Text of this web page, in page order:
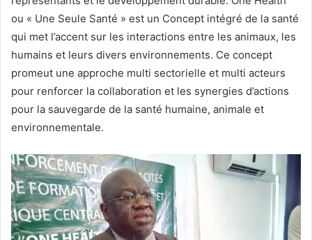
ou « Une Seule Santé » est un Concept intégré de la santé
qui met l’accent sur les interactions entre les animaux, les
humains et leurs divers environnements. Ce concept
promeut une approche multi sectorielle et multi acteurs
pour renforcer la collaboration et les synergies d’actions
pour la sauvegarde de la santé humaine, animale et
environnementale.